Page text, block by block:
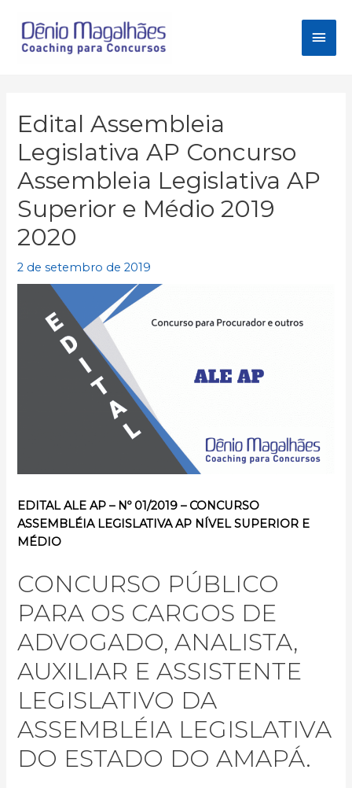
para
Edital Assembleia
Legislativa AP Concurso
Assembleia Legislativa AP
Superior e Médio 2019
2020
2 de setembro de 2019
EDITAL ALE AP – Nº 01/2019 – CONCURSO
ASSEMBLÉIA LEGISLATIVA AP NÍVEL SUPERIOR E
MÉDIO
CONCURSO PÚBLICO
PARA OS CARGOS DE
ADVOGADO, ANALISTA,
AUXILIAR E ASSISTENTE
LEGISLATIVO DA
ASSEMBLÉIA LEGISLATIVA
DO ESTADO DO AMAPÁ.